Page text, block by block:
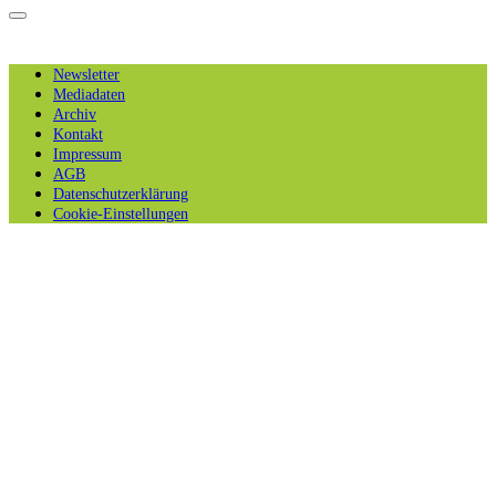
Newsletter
Mediadaten
Archiv
Kontakt
Impressum
AGB
Datenschutzerklärung
Cookie-Einstellungen